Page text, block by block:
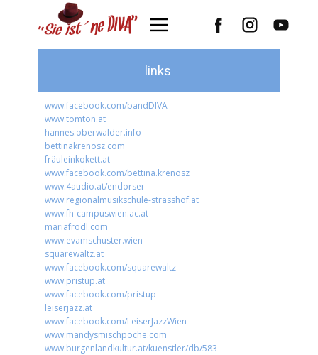
links
www.facebook.com/bandDIVA
www.tomton.at
hannes.oberwalder.info
bettinakrenosz.com
fräuleinkokett.at
www.facebook.com/bettina.krenosz
www.4audio.at/endorser
www.regionalmusikschule-strasshof.at
www.fh-campuswien.ac.at
mariafrodl.com
www.evamschuster.wien
squarewaltz.at
www.facebook.com/squarewaltz
www.pristup.at
www.facebook.com/pristup
leiserjazz.at
www.facebook.com/LeiserJazzWien
www.mandysmischpoche.com
www.burgenlandkultur.at/kuenstler/db/583